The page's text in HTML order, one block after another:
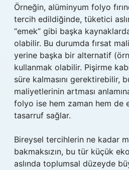
Örneğin, alüminyum folyo
tercih edildiğinde, tüketici
“emek” gibi başka
olabilir. Bu durumda fırsat
yerine başka bir alternatif
kullanmak olabilir. Pişirme
süre kalmasını gerektirebilir,
maliyetlerinin artması
folyo ise hem zaman hem de
tasarruf sağlar.
Bireysel tercihlerin ne kadar
bakmaksızın, bu tür küçük
aslında toplumsal düzeyde